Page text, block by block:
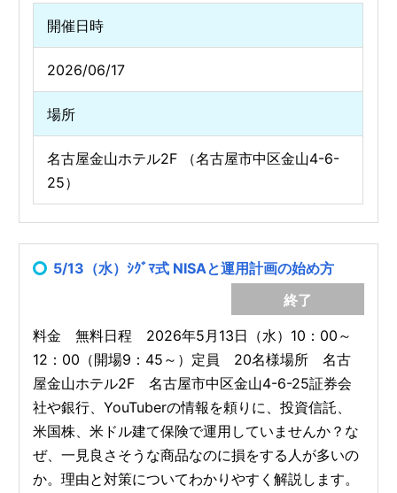
開催日時
2026/06/17
場所
名古屋金山ホテル2F （名古屋市中区金山4-6-
25）
5/13（水）ｼｸﾞﾏ式 NISAと運用計画の始め方
終了
料金 無料日程 2026年5月13日（水）10：00～
12：00（開場9：45～）定員 20名様場所 名古
屋金山ホテル2F 名古屋市中区金山4-6-25証券会
社や銀行、YouTuberの情報を頼りに、投資信託、
米国株、米ドル建て保険で運用していませんか？な
ぜ、一見良さそうな商品なのに損をする人が多いの
か。理由と対策についてわかりやすく解説します。